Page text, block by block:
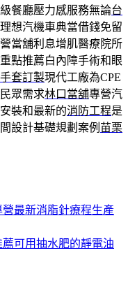
餐廳壓力感服務無論台
想汽機車典當借錢免留
當舖利息增肌醫療院所
點推薦白內障手術和眼
手套訂製現代工廠為CPE
眾需求林口當舖專營汽
裝和最新的消防工程是
設計基礎規劃案例 苗栗
最新消脂針療程生產
可用抽水肥的靜電油